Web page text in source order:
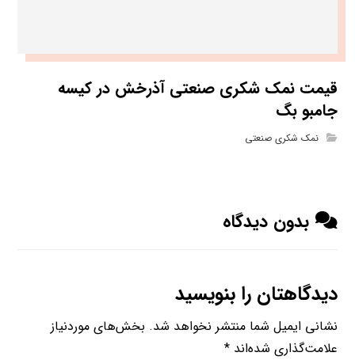
قیمت نمک شکری صنعتی آذرخش در کیسه
جامبو بگ
نمک شکری صنعتی
بدون دیدگاه
دیدگاهتان را بنویسید
نشانی ایمیل شما منتشر نخواهد شد. بخش‌های موردنیاز
علامت‌گذاری شده‌اند*